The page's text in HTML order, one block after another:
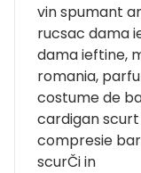
vin spumant
rucsac dama
dama ieftine,
romania,
costume de
cardigan
compresie
scurČi in